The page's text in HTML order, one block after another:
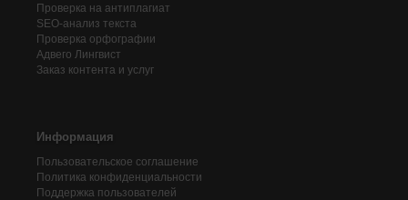
Проверка на антиплагиат
SEO-анализ текста
Проверка орфографии
Адвего Лингвист
Заказ контента и услуг
Информация
Пользовательское соглашение
Политика конфиденциальности
Поддержка пользователей